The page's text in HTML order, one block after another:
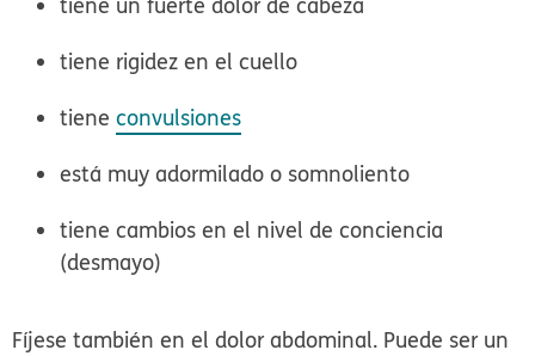
tiene rigidez en el cuello
tieneconvulsiones
está muy adormilado o somnoliento
tiene cambios en el nivel de conciencia
(desmayo)
Fíjese también en el dolor abdominal. Puede ser un